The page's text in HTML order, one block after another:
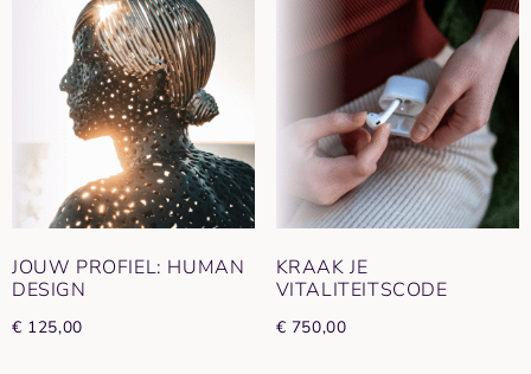
JOUW PROFIEL: HUMAN
DESIGN
€ 125,00
KRAAK JE
VITALITEITSCODE
€ 750,00